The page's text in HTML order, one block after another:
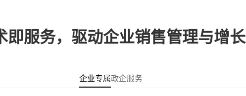
即服务，驱动企业销售管理与增长
企业专属政企服务